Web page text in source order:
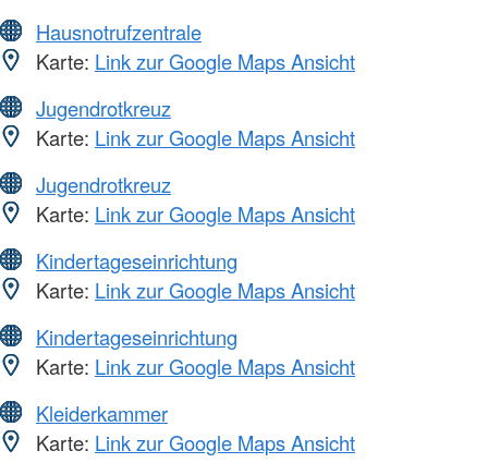
Hausnotrufzentrale
Karte: Link zur Google Maps Ansicht
Jugendrotkreuz
Karte: Link zur Google Maps Ansicht
Jugendrotkreuz
Karte: Link zur Google Maps Ansicht
Kindertageseinrichtung
Karte: Link zur Google Maps Ansicht
Kindertageseinrichtung
Karte: Link zur Google Maps Ansicht
Kleiderkammer
Karte: Link zur Google Maps Ansicht